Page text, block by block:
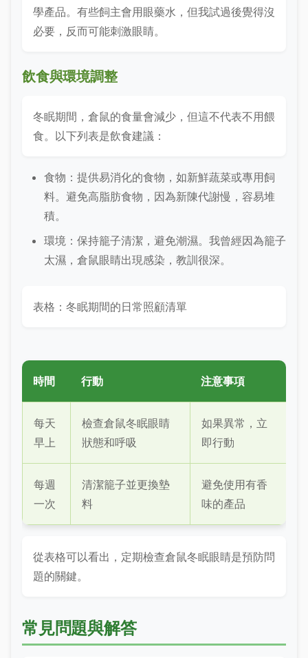
學產品。有些飼主會用眼藥水，但我試過後覺得沒
必要，反而可能刺激眼睛。
飲食與環境調整
冬眠期間，倉鼠的食量會減少，但這不代表不用餵
食。以下列表是飲食建議：
食物：提供易消化的食物，如新鮮蔬菜或專用飼
料。避免高脂肪食物，因為新陳代謝慢，容易堆
積。
環境：保持籠子清潔，避免潮濕。我曾經因為籠子
太濕，倉鼠眼睛出現感染，教訓很深。
表格：冬眠期間的日常照顧清單
時間 行動 注意事項
每天
早上
檢查倉鼠冬眠眼睛
狀態和呼吸
如果異常，立
即行動
每週
一次
清潔籠子並更換墊
料
避免使用有香
味的產品
從表格可以看出，定期檢查倉鼠冬眠眼睛是預防問
題的關鍵。
常見問題與解答